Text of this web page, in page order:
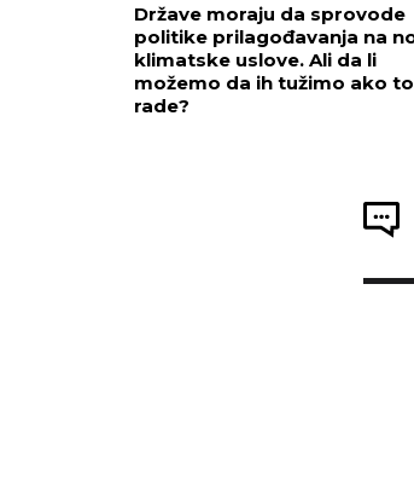
Države moraju da sprovode
politike prilagođavanja na
klimatske uslove. Ali da li
možemo da ih tužimo ako
rade?